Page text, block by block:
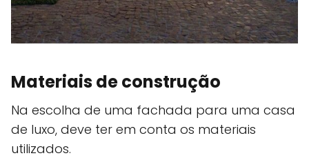
Materiais de construção
Na escolha de uma fachada para uma casa
de luxo, deve ter em conta os materiais
utilizados.